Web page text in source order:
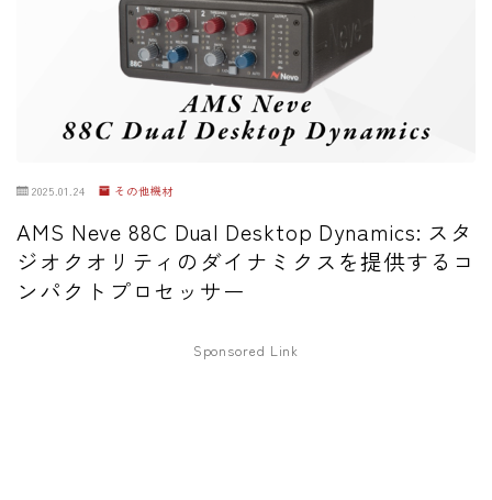
アコースティックギター
エレアコ
エフェクター
ファズ
2025.01.24 その他機材
AMS Neve 88C Dual Desktop Dynamics: スタ
ジオクオリティのダイナミクスを提供するコ
ンパクトプロセッサー
Sponsored Link